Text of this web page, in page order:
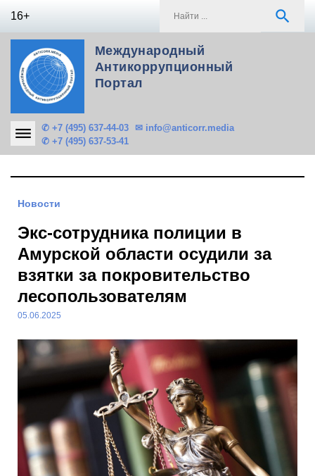
16+ search
Международный
Антикоррупционный
Портал
✆ +7 (495) 637-44-03
✆ +7 (495) 637-53-41
✉ info@anticorr.media
Новости
Экс-сотрудника полиции в
Амурской области осудили за
взятки за покровительство
лесопользователям
05.06.2025